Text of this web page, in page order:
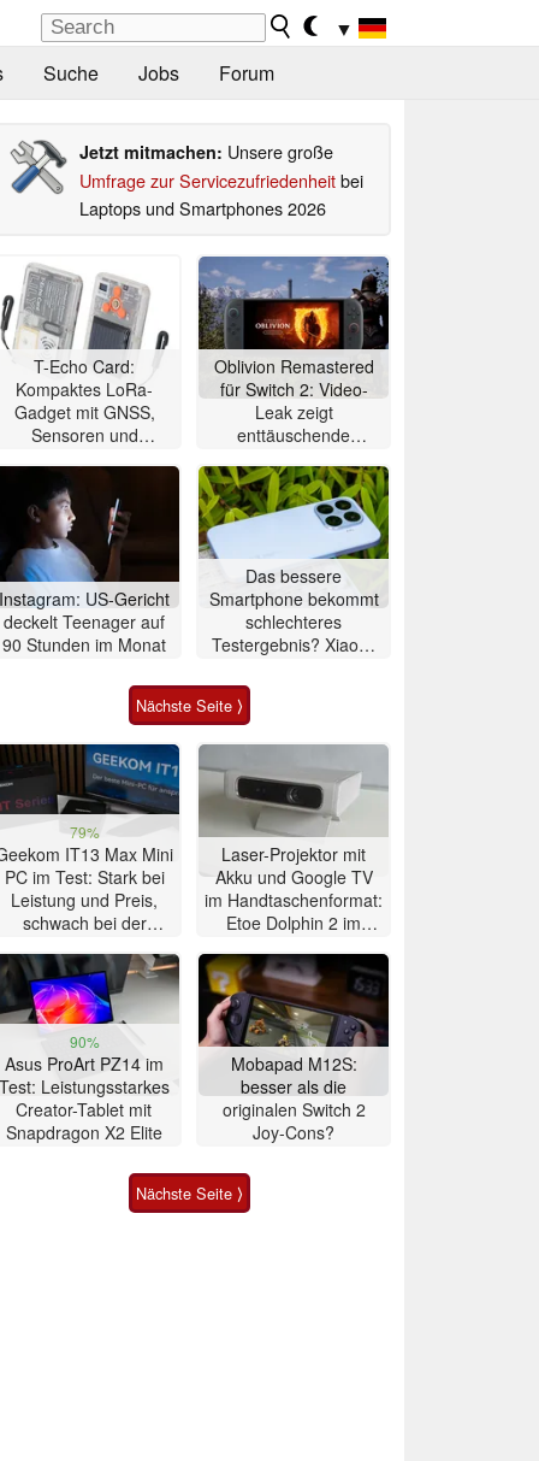
▼
Suche Jobs Forum
Jetzt mitmachen: Unsere große
Umfrage zur Servicezufriedenheitbei
Laptops und Smartphones 2026
T-Echo Card:
Kompaktes LoRa-
Gadget mit GNSS,
Sensoren und
Oblivion Remastered
für Switch 2: Video-
Leak zeigt
enttäuschende
Instagram: US-Gericht
deckelt Teenager auf
90 Stunden im Monat
Das bessere
Smartphone bekommt
schlechteres
Testergebnis? Xiaomi
Nächste Seite ⟩
79%
IT13 Max Mini
PC im Test: Stark bei
Leistung und Preis,
schwach bei der
Laser-Projektor mit
Akku und Google TV
im Handtaschenformat:
Etoe Dolphin 2 im
90%
Asus ProArt PZ14 im
Test: Leistungsstarkes
Creator-Tablet mit
Snapdragon X2 Elite
Mobapad M12S:
besser als die
originalen Switch 2
Joy-Cons?
Nächste Seite ⟩